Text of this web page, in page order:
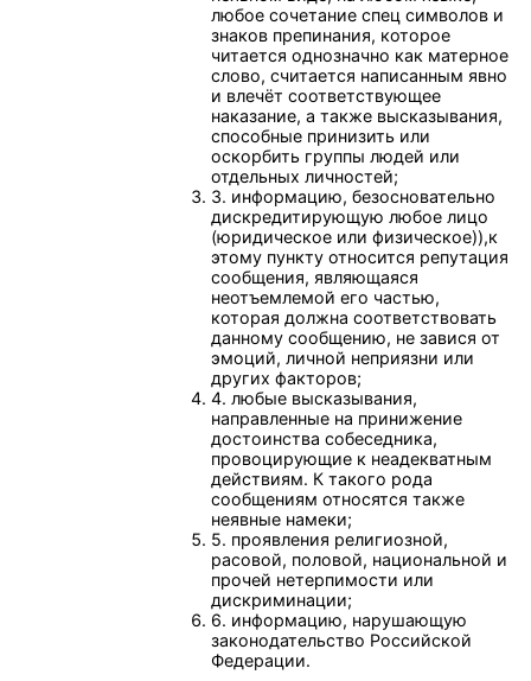
любое сочетание спец символов и
знаков препинания, которое
читается однозначно как матерное
слово, считается написанным явно
и влечёт соответствующее
наказание, а также высказывания,
способные принизить или
оскорбить группы людей или
отдельных личностей;
3. информацию, безосновательно
дискредитирующую любое лицо
(юридическое или физическое)),к
этому пункту относится репутация
сообщения, являющаяся
неотъемлемой его частью,
которая должна соответствовать
данному сообщению, не завися от
эмоций, личной неприязни или
других факторов;
4. любые высказывания,
направленные на принижение
достоинства собеседника,
провоцирующие к неадекватным
действиям. К такого рода
сообщениям относятся также
неявные намеки;
5. проявления религиозной,
расовой, половой, национальной и
прочей нетерпимости или
дискриминации;
6. информацию, нарушающую
законодательство Российской
Федерации.